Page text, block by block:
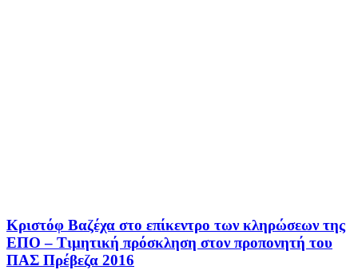
Κριστόφ Βαζέχα στο επίκεντρο των κληρώσεων της
ΕΠΟ – Τιμητική πρόσκληση στον προπονητή του
ΠΑΣ Πρέβεζα 2016